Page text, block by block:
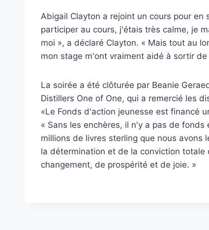
Abigail Clayton a rejoint un cours pour
participer au cours, j'étais très calme, je
moi », a déclaré Clayton. « Mais tout au
mon stage m'ont vraiment aidé à sortir
La soirée a été clôturée par Beanie
Distillers One of One, qui a remercié les
«Le Fonds d'action jeunesse est financé
« Sans les enchères, il n'y a pas de
millions de livres sterling que nous
la détermination et de la conviction
changement, de prospérité et de joie. »